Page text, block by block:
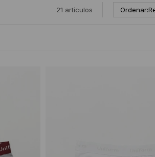
21 artículos